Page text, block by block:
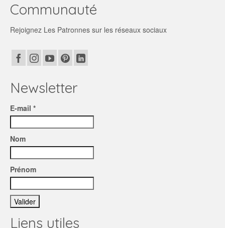
Communauté
Rejoignez Les Patronnes sur les réseaux sociaux
Newsletter
E-mail *
Nom
Prénom
Liens utiles